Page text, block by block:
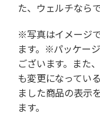
た、ウェルチなら
※写真はイメージ
ます。※パッケー
ございます。また
も変更になってい
ました商品の表示
ます。